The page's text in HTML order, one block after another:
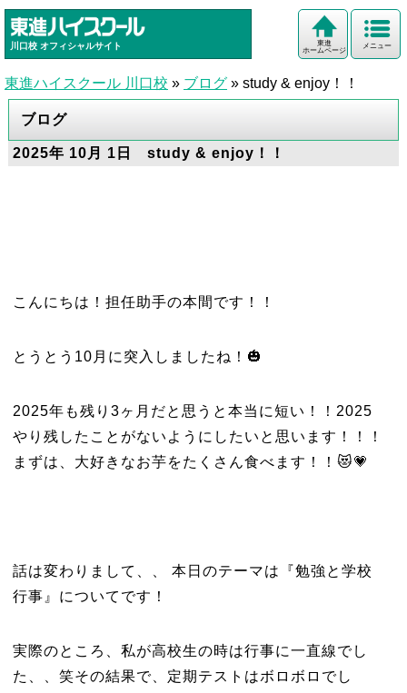
川口校 オフィシャルサイト メニュー
東進
ホームページ
東進ハイスクール 川口校 » ブログ » study & enjoy！！
ブログ
2025年 10月 1日 study & enjoy！！
こんにちは！担任助手の本間です！！
とうとう10月に突入しましたね！🎃
2025年も残り3ヶ月だと思うと本当に短い！！2025
やり残したことがないようにしたいと思います！！！
まずは、大好きなお芋をたくさん食べます！！😻💗
話は変わりまして、、 本日のテーマは『勉強と学校
行事』についてです！
実際のところ、私が高校生の時は行事に一直線でし
た、、笑その結果で、定期テストはボロボロでし